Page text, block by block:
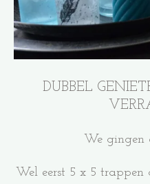
DUBBEL
We gingen
Wel eerst 5 x 5 trappen